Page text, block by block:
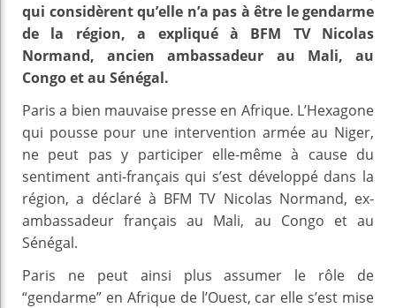
qui considèrent qu’elle n’a pas à être le gendarme
de la région, a expliqué à BFM TV Nicolas
Normand, ancien ambassadeur au Mali, au
Congo et au Sénégal.
Paris a bien mauvaise presse en Afrique. L’Hexagone
qui pousse pour une intervention armée au Niger,
ne peut pas y participer elle-même à cause du
sentiment anti-français qui s’est développé dans la
région, a déclaré à BFM TV Nicolas Normand, ex-
ambassadeur français au Mali, au Congo et au
Sénégal.
Paris ne peut ainsi plus assumer le rôle de
“gendarme” en Afrique de l’Ouest, car elle s’est mise